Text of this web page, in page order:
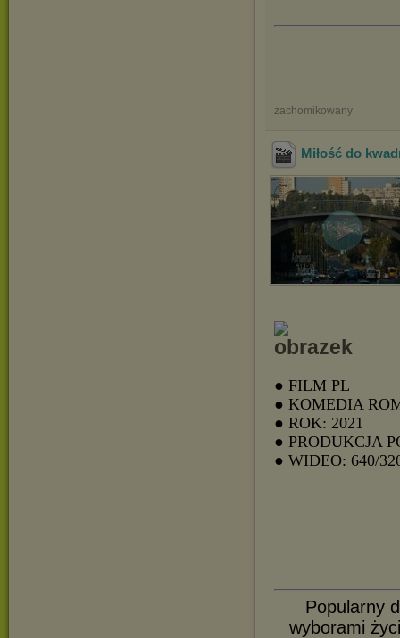
zachomikowany
Miłość do
● FILM PL
● KOMEDIA
● ROK: 2021
● PRODUKCJA
● WIDEO: 640/
Popularny
wyborami